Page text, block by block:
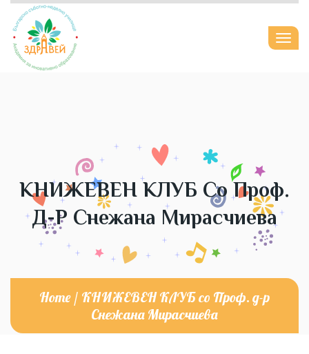
КНИЖЕВЕН КЛУБ Со Проф.
Д-Р Снежана Мирасчиева
Home / КНИЖЕВЕН КЛУБ со Проф. д-р
Снежана Мирасчиева